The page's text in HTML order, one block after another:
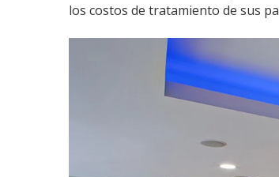
los costos de tratamiento de sus